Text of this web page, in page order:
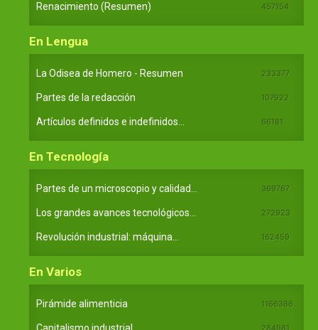
Renacimiento (Resumen) 457154
En Lengua
La Odisea de Homero - Resumen 233377
Partes de la redacción 107922
Artículos definidos e indefinidos... 66181
En Tecnología
Partes de un microscopio y calidad... 369767
Los grandes avances tecnológicos... 272923
Revolución industrial: máquina... 162459
En Varios
Pirámide alimenticia 1166386
284981